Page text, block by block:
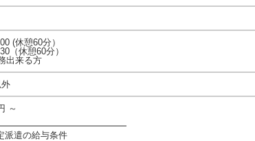
(休憩60分）
（休憩60分）
出来る方
～
派遣の給与条件